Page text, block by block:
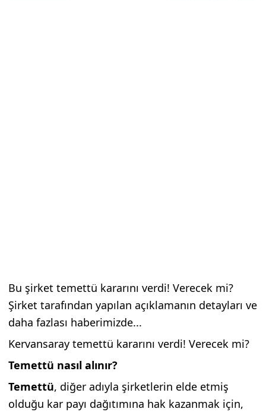
Bu şirket temettü kararını verdi! Verecek mi?
Şirket tarafından yapılan açıklamanın detayları ve
daha fazlası haberimizde...
Kervansaray temettü kararını verdi! Verecek mi?
Temettü nasıl alınır?
Temettü, diğer adıyla şirketlerin elde etmiş
olduğu kar payı dağıtımına hak kazanmak için,